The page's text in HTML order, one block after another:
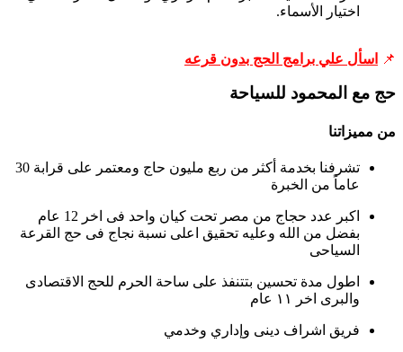
اختيار الأسماء.
📌 اسأل علي برامج الحج بدون قرعه
حج مع المحمود للسياحة
من مميزاتنا
تشرفنا بخدمة أكثر من ربع مليون حاج ومعتمر على قرابة 30
عاماً من الخبرة
اكبر عدد حجاج من مصر تحت كيان واحد فى اخر 12 عام
بفضل من الله وعليه تحقيق اعلى نسبة نجاج فى حج القرعة
السياحى
اطول مدة تحسين بتتنفذ على ساحة الحرم للحج الاقتصادى
والبرى اخر ١١ عام
فريق اشراف دينى وإداري وخدمي